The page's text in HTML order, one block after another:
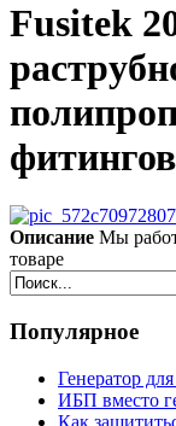
Fusitek
Описание Мы
товаре
Популярное
Генератор
ИБП вместо
Как